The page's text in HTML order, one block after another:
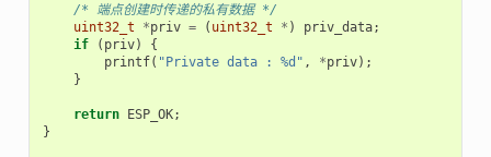
/* 端点创建时传递的私有数据 */
uint32_t
*priv = ( uint32_t * ) priv_data;
if
( priv)
{
printf( "Private data : %d" , *priv);
}
return ESP_OK;
}